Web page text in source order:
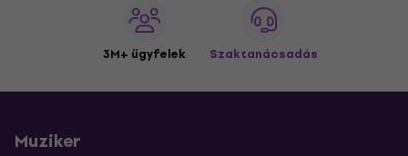
3M+ ügyfelek Szaktanácsadás
Muziker